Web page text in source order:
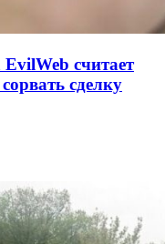
считает
сделку